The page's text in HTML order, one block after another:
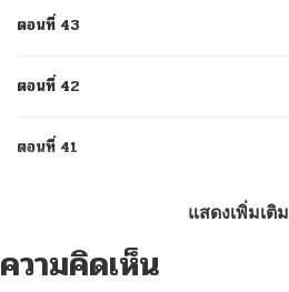
ตอนที่ 43
ตอนที่ 42
ตอนที่ 41
ตอนที่ 39
แสดงเพิ่มเติม
ความคิดเห็น